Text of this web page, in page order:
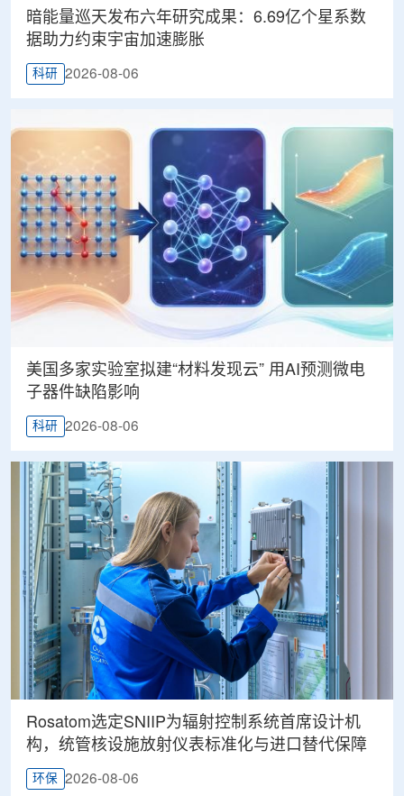
暗能量巡天发布六年研究成果：6.69亿个星系数
据助力约束宇宙加速膨胀
科研 2026-08-06
美国多家实验室拟建“材料发现云” 用AI预测微电
子器件缺陷影响
科研 2026-08-06
Rosatom选定SNIIP为辐射控制系统首席设计机
构，统管核设施放射仪表标准化与进口替代保障
环保 2026-08-06